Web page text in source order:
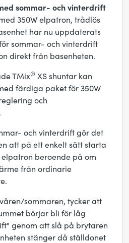
sommar- och vinterdrift
350W elpatron, trådlös
har nu uppdaterats
sommar- och vinterdrift
direkt från basenheten.
TMix® XS shuntar kan
färdiga paket för 350W
och
och vinterdrift gör det
att på ett enkelt sätt starta
elpatron beroende på om
från ordinarie
sommaren, tycker att
börjar bli för låg
genom att slå på brytaren
stänger då ställdonet